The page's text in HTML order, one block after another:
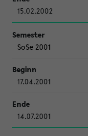
15.02.2002
SoSe 2001
17.04.2001
14.07.2001